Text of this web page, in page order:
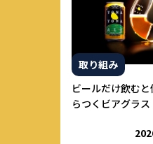
取り組み
ビールだけ飲む
らつくビアグラ
ル」 強制的に
けで適正飲酒を実